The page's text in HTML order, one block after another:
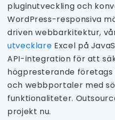
pluginutveckling och
WordPress-responsiva
driven webbarkitektur,
utvecklare Excel på
API-integration för att
högpresterande
och webbportaler med
funktionaliteter.
projekt nu.